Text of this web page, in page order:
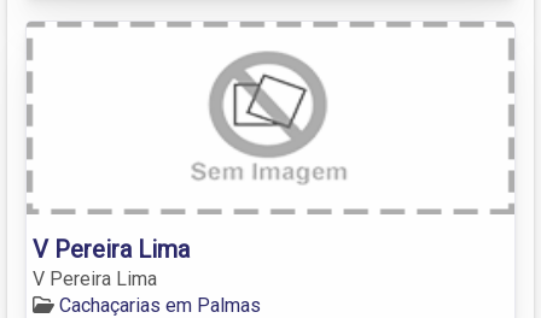
V Pereira Lima
V Pereira Lima
Cachaçarias em Palmas